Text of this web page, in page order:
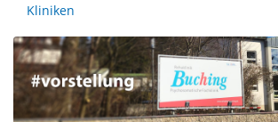
Kliniken